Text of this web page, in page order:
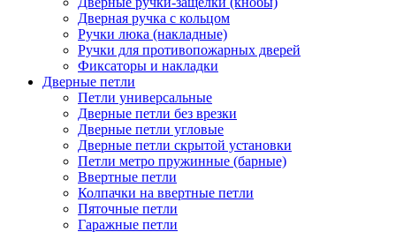
Дверная ручка с кольцом
Ручки люка (накладные)
Ручки для противопожарных дверей
Фиксаторы и накладки
Дверные петли
Петли универсальные
Дверные петли без врезки
Дверные петли угловые
Дверные петли скрытой установки
Петли метро пружинные (барные)
Ввертные петли
Колпачки на ввертные петли
Пяточные петли
Гаражные петли